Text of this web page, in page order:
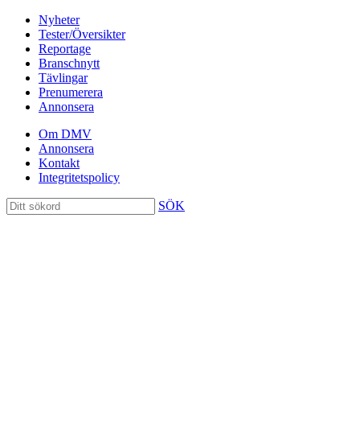
Nyheter
Tester/Översikter
Reportage
Branschnytt
Tävlingar
Prenumerera
Annonsera
Om DMV
Annonsera
Kontakt
Integritetspolicy
SÖK